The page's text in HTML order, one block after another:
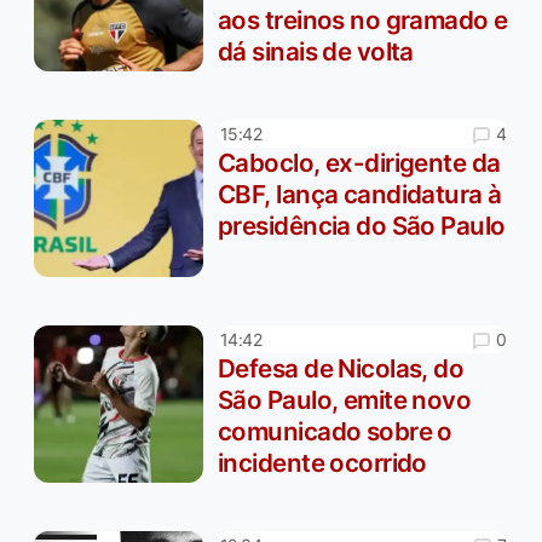
aos treinos no gramado e
dá sinais de volta
15:42 4
Caboclo, ex-dirigente da
CBF, lança candidatura à
presidência do São Paulo
14:42 0
Defesa de Nicolas, do
São Paulo, emite novo
comunicado sobre o
incidente ocorrido